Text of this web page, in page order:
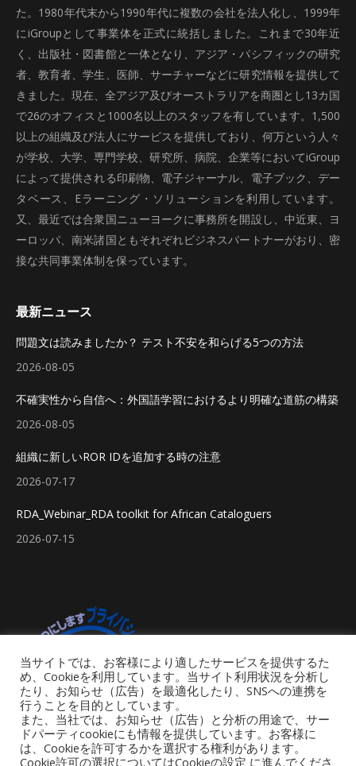
た。1980年代末から1990年代に複数の会社を法人化し、1999年
にiGroupとして事業体を正式に統括しました。これまで30年近
く、出版社・図書館と一体となり、アジア・パシフィックの研究
者、教育者、学生、医師、サーチャーなどに研究情報を提供して
きました。現在、全アジア及びオーストラリアを商圏とし13カ国
で26のオフィスと1000名以上のスタッフを有しています。1,500
以上の組織及び法人にサービスを提供しており、何万という人々
が学校、大学、専門学校、研究所、病院、企業等においてiGroup
によって提供される印刷物、電子ジャーナル、電子ブック、デー
タベース、Eラーニング・ソリューションを利用しています。
又、最近では合衆国ニューヨークに事務所を開設し、中近東、ヨ
ーロッパ、南米諸国ともそれぞれビジネスパートナーがおり、密
接な共同事業体制を保っています。
最新ニュース
問題文は読みましたか？ テスト不安を和らげる5つの方法
2026-08-05
不確実性から自信へ：外国語学習におけるより明確な道筋の構築
2026-08-05
組織に新しいROR IDを追加する時の注意
2026-07-17
RDA_Webinar_RDA toolkit for African Cataloguers
2026-07-15
当サイトでは、お客様により適したサービスを提供するた
め、Cookieを利用しています。当サイト利用状況を分析し
たり、お知らせ（広告）を最適化したり、SNSへの連携を
行うことを目的としています。
また、当社では、お知らせ（広告）と分析の用途で、サー
ドパーティcookieにも情報を提供しています。お客様に
は、Cookieを許可するかを選択する権利があります。
Cookie許可の選択についてはCookieの設定 に進んでくださ